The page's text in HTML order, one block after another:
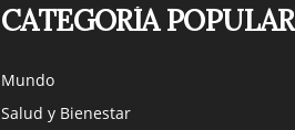
CATEGORÍA POPULAR
Mundo
Salud y Bienestar